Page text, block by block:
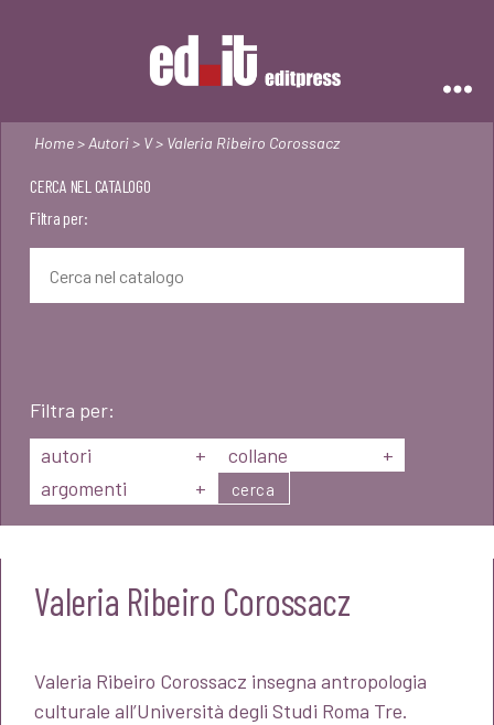
Home> Autori> V> Valeria Ribeiro Corossacz
CERCA NEL CATALOGO
Filtra per:
Filtra per:
autori
+ collane
+
argomenti
+ cerca
Valeria Ribeiro Corossacz
Valeria Ribeiro Corossacz insegna antropologia
culturale all’Università degli Studi Roma Tre.